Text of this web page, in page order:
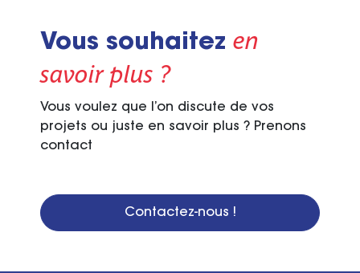
Vous souhaitez en
savoir plus ?
Vous voulez que l’on discute de vos
projets ou juste en savoir plus ? Prenons
contact
Contactez-nous !